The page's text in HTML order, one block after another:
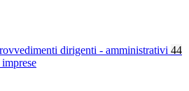
dirigenti - amministrativi 44